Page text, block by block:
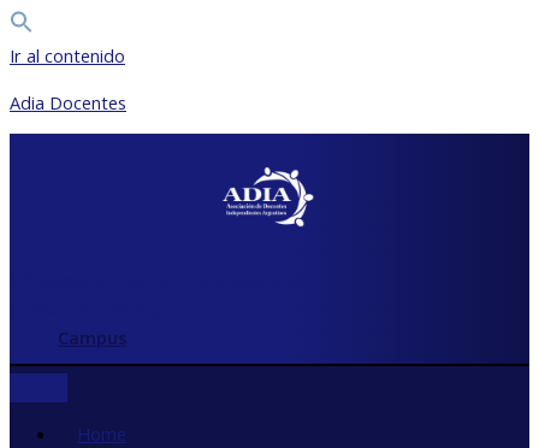
Ir al contenido
Adia Docentes
Campus
Home